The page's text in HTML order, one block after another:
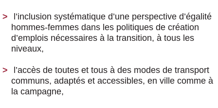
l’inclusion systématique d’une perspective d’égalité
hommes-femmes dans les politiques de création
d’emplois nécessaires à la transition, à tous les
niveaux,
l’accès de toutes et tous à des modes de transport
communs, adaptés et accessibles, en ville comme à
la campagne,